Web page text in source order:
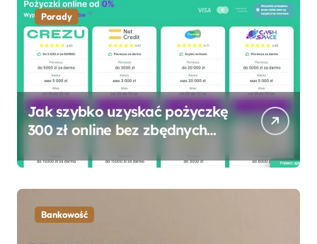
Porady
Jak szybko uzyskać pożyczkę
300 zł online bez zbędnych
Bankowość